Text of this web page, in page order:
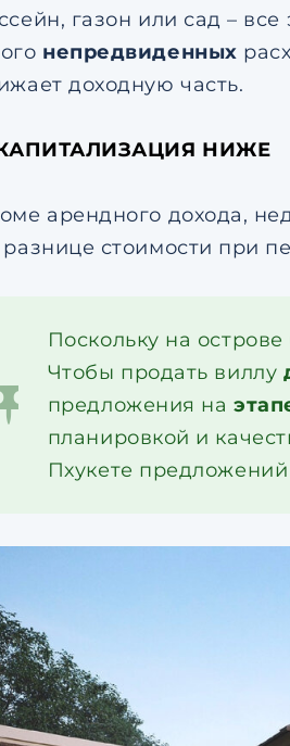
газон или сад – все
непредвиденных
доходную часть.
НИЖЕ
арендного дохода,
разнице стоимости при
Поскольку на
Чтобы продать виллу
предложения на
планировкой и
Пхукете